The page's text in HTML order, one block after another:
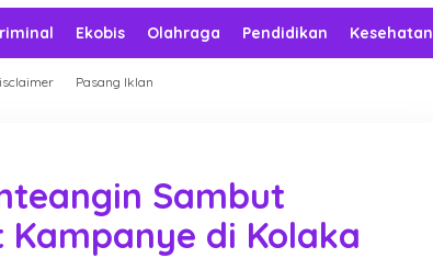
Ekobis Olahraga Pendidikan Kesehatan
Pasang Iklan
Sambut
Kampanye di Kolaka